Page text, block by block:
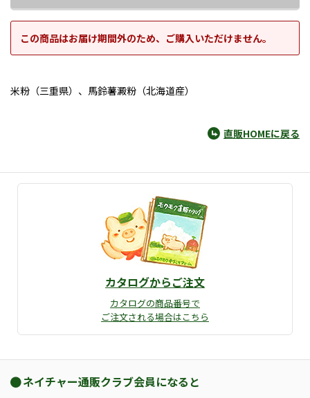
この商品はお届け期間外のため、ご購入いただけません。
米粉（三重県）、馬鈴薯澱粉（北海道産）
直販HOMEに戻る
カタログからご注文
カタログの商品番号で
ご注文される場合はこちら
ネイチャー通販クラブ会員になると